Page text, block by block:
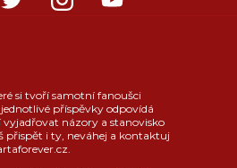
si tvoří samotní fanoušci
příspěvky odpovídá
vyjadřovat názory a stanovisko
přispět i ty, neváhej a kontaktuj